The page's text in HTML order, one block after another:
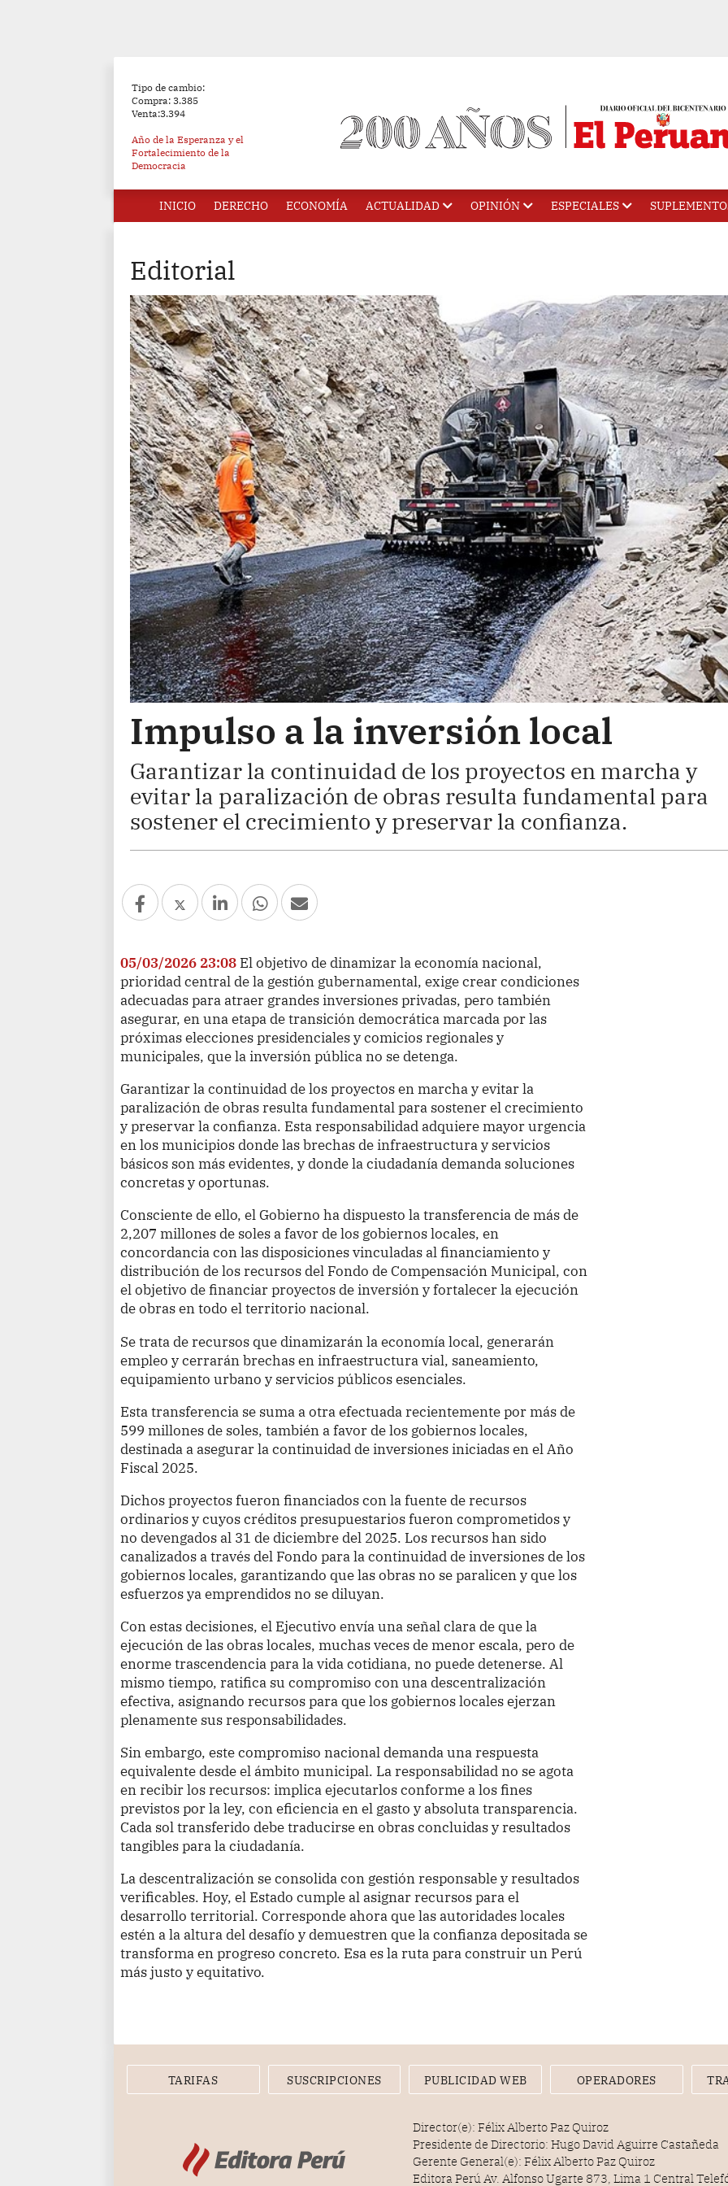
Tipo de cambio:
Compra: 3.385
Venta:3.394
Año de la Esperanza y el
Fortalecimiento de la
Democracia
INICIO DERECHO ECONOMÍA ACTUALIDAD OPINIÓN ESPECIALES
Editorial
Impulso a la inversión local
Garantizar la continuidad de los proyectos en marcha y
evitar la paralización de obras resulta fundamental para
sostener el crecimiento y preservar la confianza.
05/03/2026 23:08 El objetivo de dinamizar la economía nacional,
prioridad central de la gestión gubernamental, exige crear condiciones
adecuadas para atraer grandes inversiones privadas, pero también
asegurar, en una etapa de transición democrática marcada por las
próximas elecciones presidenciales y comicios regionales y
municipales, que la inversión pública no se detenga.
Garantizar la continuidad de los proyectos en marcha y evitar la
paralización de obras resulta fundamental para sostener el crecimiento
y preservar la confianza. Esta responsabilidad adquiere mayor urgencia
en los municipios donde las brechas de infraestructura y servicios
básicos son más evidentes, y donde la ciudadanía demanda soluciones
concretas y oportunas.
Consciente de ello, el Gobierno ha dispuesto la transferencia de más de
2,207 millones de soles a favor de los gobiernos locales, en
concordancia con las disposiciones vinculadas al financiamiento y
distribución de los recursos del Fondo de Compensación Municipal, con
el objetivo de financiar proyectos de inversión y fortalecer la ejecución
de obras en todo el territorio nacional.
Se trata de recursos que dinamizarán la economía local, generarán
empleo y cerrarán brechas en infraestructura vial, saneamiento,
equipamiento urbano y servicios públicos esenciales.
Esta transferencia se suma a otra efectuada recientemente por más de
599 millones de soles, también a favor de los gobiernos locales,
destinada a asegurar la continuidad de inversiones iniciadas en el Año
Fiscal 2025.
Dichos proyectos fueron financiados con la fuente de recursos
ordinarios y cuyos créditos presupuestarios fueron comprometidos y
no devengados al 31 de diciembre del 2025. Los recursos han sido
canalizados a través del Fondo para la continuidad de inversiones de los
gobiernos locales, garantizando que las obras no se paralicen y que los
esfuerzos ya emprendidos no se diluyan.
Con estas decisiones, el Ejecutivo envía una señal clara de que la
ejecución de las obras locales, muchas veces de menor escala, pero de
enorme trascendencia para la vida cotidiana, no puede detenerse. Al
mismo tiempo, ratifica su compromiso con una descentralización
efectiva, asignando recursos para que los gobiernos locales ejerzan
plenamente sus responsabilidades.
Sin embargo, este compromiso nacional demanda una respuesta
equivalente desde el ámbito municipal. La responsabilidad no se agota
en recibir los recursos: implica ejecutarlos conforme a los fines
previstos por la ley, con eficiencia en el gasto y absoluta transparencia.
Cada sol transferido debe traducirse en obras concluidas y resultados
tangibles para la ciudadanía.
La descentralización se consolida con gestión responsable y resultados
verificables. Hoy, el Estado cumple al asignar recursos para el
desarrollo territorial. Corresponde ahora que las autoridades locales
estén a la altura del desafío y demuestren que la confianza depositada se
transforma en progreso concreto. Esa es la ruta para construir un Perú
más justo y equitativo.
TARIFAS SUSCRIPCIONES PUBLICIDAD WEB OPERADORES
Director(e): Félix Alberto Paz Quiroz
Presidente de Directorio: Hugo David Aguirre Castañeda
Gerente General(e): Félix Alberto Paz Quiroz
Editora Perú Av. Alfonso Ugarte 873, Lima 1 Central